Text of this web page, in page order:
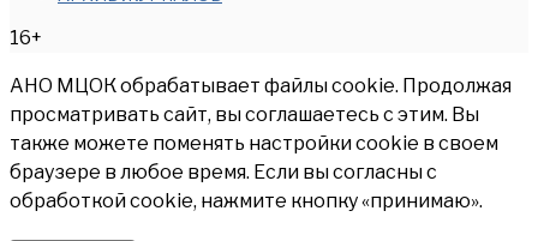
16+
АНО МЦОК обрабатывает файлы cookie. Продолжая
просматривать сайт, вы соглашаетесь с этим. Вы
также можете поменять настройки cookie в своем
браузере в любое время. Если вы согласны с
обработкой cookie, нажмите кнопку «принимаю».